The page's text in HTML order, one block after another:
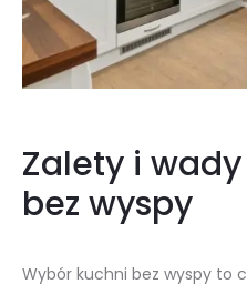
Zalety i
bez wyspy
Wybór kuchni bez wyspy to